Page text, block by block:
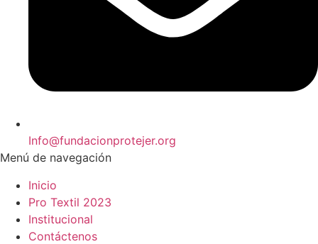
Info@fundacionprotejer.org
Menú de navegación
Inicio
Pro Textil 2023
Institucional
Contáctenos